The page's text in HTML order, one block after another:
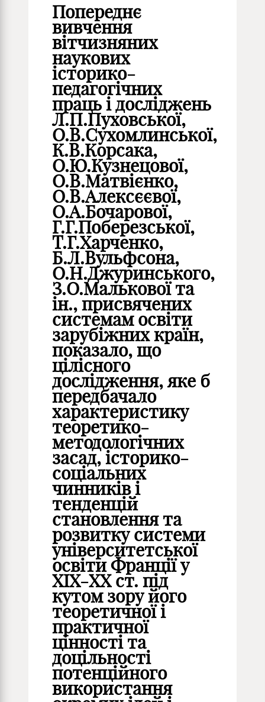
Попереднє
вивчення
вітчизняних
наукових
історико-
педагогічних
праць і досліджень
Л.П.Пуховської,
О.В.Сухомлинської,
К.В.Корсака,
О.Ю.Кузнецової,
О.В.Матвієнко,
О.В.Алексєєвої,
О.А.Бочарової,
Г.Г.Поберезської,
Т.Г.Харченко,
Б.Л.Вульфсона,
О.Н.Джуринського,
З.О.Малькової та
ін., присвячених
системам освіти
зарубіжних країн,
показало, що
цілісного
дослідження, яке б
передбачало
характеристику
теоретико-
методологічних
засад, історико-
соціальних
чинників і
тенденцій
становлення та
розвитку системи
університетської
освіти Франції у
ХІХ-ХХ ст. під
кутом зору його
теоретичної і
практичної
цінності та
доцільності
потенційного
використання